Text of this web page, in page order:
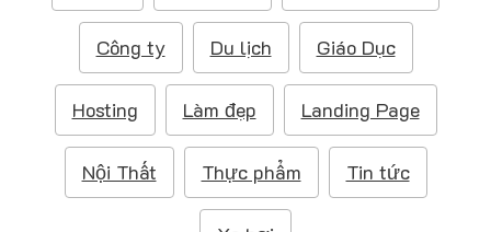
u
i
ế
m
Công ty Du lịch Giáo Dục
Hosting Làm đẹp Landing Page
Nội Thất Thực phẩm Tin tức